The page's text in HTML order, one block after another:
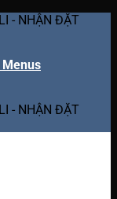
- NHẬN ĐẶT
- NHẬN ĐẶT